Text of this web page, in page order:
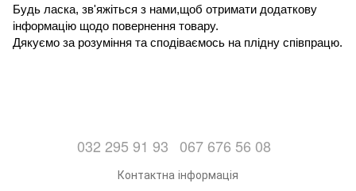
Будь ласка, зв'яжіться з нами,щоб отримати додаткову
інформацію щодо повернення товару.
Дякуємо за розуміння та сподіваємось на плідну співпрацю.
032 295 91 93 067 676 56 08
Контактна інформація